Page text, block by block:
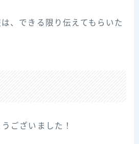
、できる限り伝えてもらいた
ございました！